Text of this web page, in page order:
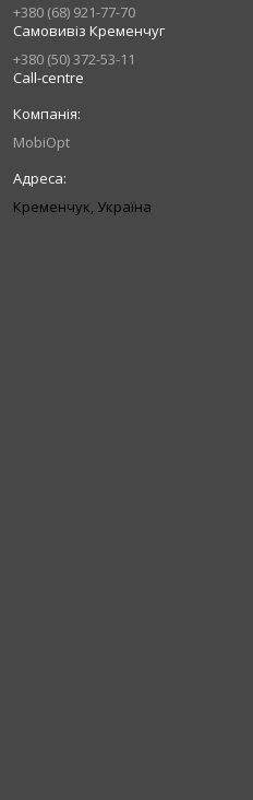
+380 (68) 921-77-70
Самовивіз Кременчуг
+380 (50) 372-53-11
Call-centre
MobiOpt
Кременчук, Україна